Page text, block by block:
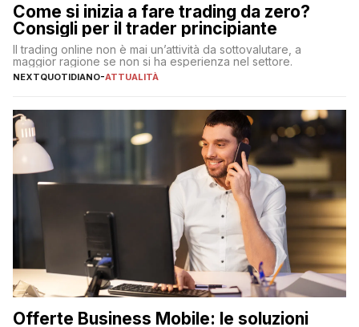
Come si inizia a fare trading da zero?
Consigli per il trader principiante
Il trading online non è mai un’attività da sottovalutare, a
maggior ragione se non si ha esperienza nel settore.
NEXTQUOTIDIANO-ATTUALITÀ
Offerte Business Mobile: le soluzioni